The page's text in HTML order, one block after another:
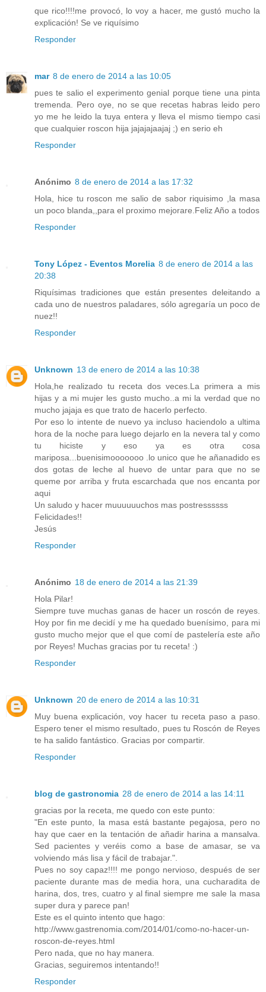
que rico!!!!me provocó, lo voy a hacer, me gustó mucho la
explicación! Se ve riquísimo
Responder
mar 8 de enero de 2014 a las 10:05
pues te salio el experimento genial porque tiene una pinta
tremenda. Pero oye, no se que recetas habras leido pero
yo me he leido la tuya entera y lleva el mismo tiempo casi
que cualquier roscon hija jajajajaajaj ;) en serio eh
Responder
Anónimo 8 de enero de 2014 a las 17:32
Hola, hice tu roscon me salio de sabor riquisimo ,la masa
un poco blanda,,para el proximo mejorare.Feliz Año a todos
Responder
Tony López - Eventos Morelia 8 de enero de 2014 a las
20:38
Riquísimas tradiciones que están presentes deleitando a
cada uno de nuestros paladares, sólo agregaría un poco de
nuez!!
Responder
Unknown 13 de enero de 2014 a las 10:38
Hola,he realizado tu receta dos veces.La primera a mis
hijas y a mi mujer les gusto mucho..a mi la verdad que no
mucho jajaja es que trato de hacerlo perfecto.
Por eso lo intente de nuevo ya incluso haciendolo a ultima
hora de la noche para luego dejarlo en la nevera tal y como
tu hiciste y eso ya es otra cosa
mariposa...buenisimooooooo .lo unico que he añanadido es
dos gotas de leche al huevo de untar para que no se
queme por arriba y fruta escarchada que nos encanta por
aqui
Un saludo y hacer muuuuuuchos mas postressssss
Felicidades!!
Jesús
Responder
Anónimo 18 de enero de 2014 a las 21:39
Hola Pilar!
Siempre tuve muchas ganas de hacer un roscón de reyes.
Hoy por fin me decidí y me ha quedado buenísimo, para mi
gusto mucho mejor que el que comí de pastelería este año
por Reyes! Muchas gracias por tu receta! :)
Responder
Unknown 20 de enero de 2014 a las 10:31
Muy buena explicación, voy hacer tu receta paso a paso.
Espero tener el mismo resultado, pues tu Roscón de Reyes
te ha salido fantástico. Gracias por compartir.
Responder
blog de gastronomia 28 de enero de 2014 a las 14:11
gracias por la receta, me quedo con este punto:
"En este punto, la masa está bastante pegajosa, pero no
hay que caer en la tentación de añadir harina a mansalva.
Sed pacientes y veréis como a base de amasar, se va
volviendo más lisa y fácil de trabajar.".
Pues no soy capaz!!!! me pongo nervioso, después de ser
paciente durante mas de media hora, una cucharadita de
harina, dos, tres, cuatro y al final siempre me sale la masa
super dura y parece pan!
Este es el quinto intento que hago:
http://www.gastrenomia.com/2014/01/como-no-hacer-un-
roscon-de-reyes.html
Pero nada, que no hay manera.
Gracias, seguiremos intentando!!
Responder